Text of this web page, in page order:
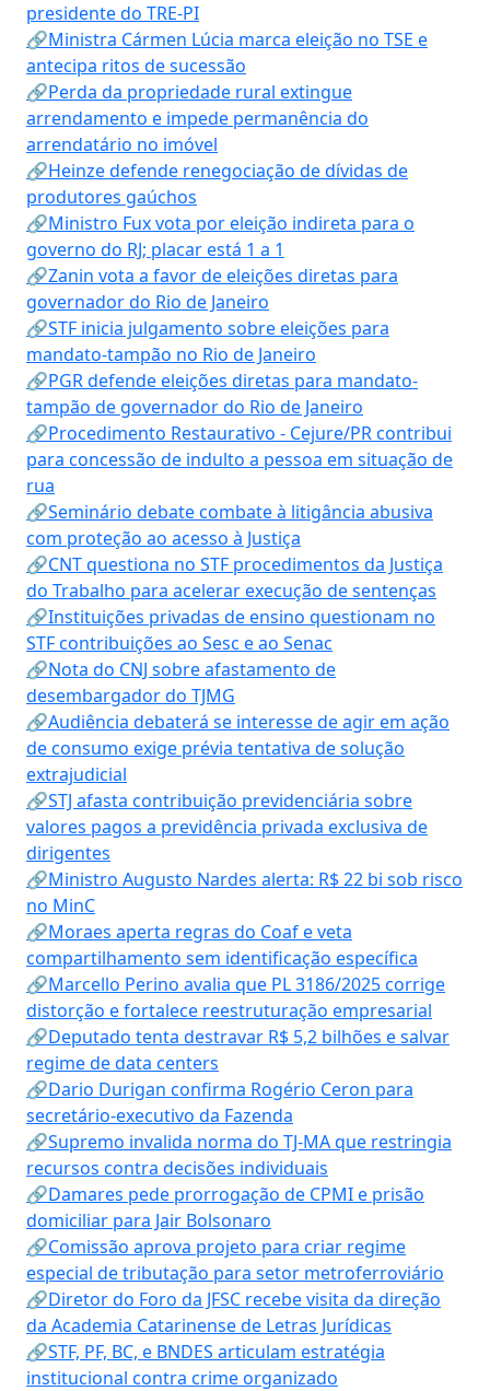
presidente do TRE-PI
🔗Ministra Cármen Lúcia marca eleição no TSE e
antecipa ritos de sucessão
🔗Perda da propriedade rural extingue
arrendamento e impede permanência do
arrendatário no imóvel
🔗Heinze defende renegociação de dívidas de
produtores gaúchos
🔗Ministro Fux vota por eleição indireta para o
governo do RJ; placar está 1 a 1
🔗Zanin vota a favor de eleições diretas para
governador do Rio de Janeiro
🔗STF inicia julgamento sobre eleições para
mandato-tampão no Rio de Janeiro
🔗PGR defende eleições diretas para mandato-
tampão de governador do Rio de Janeiro
🔗Procedimento Restaurativo - Cejure/PR contribui
para concessão de indulto a pessoa em situação de
rua
🔗Seminário debate combate à litigância abusiva
com proteção ao acesso à Justiça
🔗CNT questiona no STF procedimentos da Justiça
do Trabalho para acelerar execução de sentenças
🔗Instituições privadas de ensino questionam no
STF contribuições ao Sesc e ao Senac
🔗Nota do CNJ sobre afastamento de
desembargador do TJMG
🔗Audiência debaterá se interesse de agir em ação
de consumo exige prévia tentativa de solução
extrajudicial
🔗STJ afasta contribuição previdenciária sobre
valores pagos a previdência privada exclusiva de
dirigentes
🔗Ministro Augusto Nardes alerta: R$ 22 bi sob risco
no MinC
🔗Moraes aperta regras do Coaf e veta
compartilhamento sem identificação específica
🔗Marcello Perino avalia que PL 3186/2025 corrige
distorção e fortalece reestruturação empresarial
🔗Deputado tenta destravar R$ 5,2 bilhões e salvar
regime de data centers
🔗Dario Durigan confirma Rogério Ceron para
secretário-executivo da Fazenda
🔗Supremo invalida norma do TJ-MA que restringia
recursos contra decisões individuais
🔗Damares pede prorrogação de CPMI e prisão
domiciliar para Jair Bolsonaro
🔗Comissão aprova projeto para criar regime
especial de tributação para setor metroferroviário
🔗Diretor do Foro da JFSC recebe visita da direção
da Academia Catarinense de Letras Jurídicas
🔗STF, PF, BC, e BNDES articulam estratégia
institucional contra crime organizado